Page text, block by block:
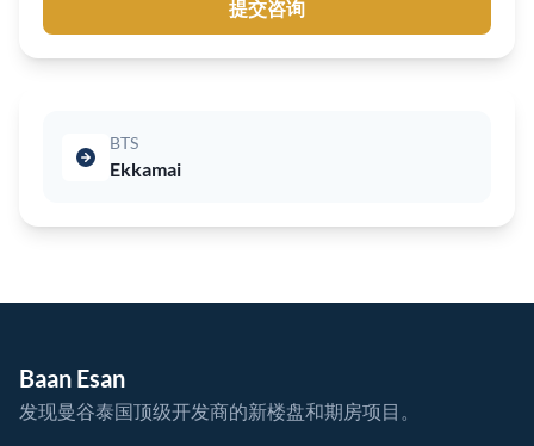
提交咨询
BTS
Ekkamai
Baan Esan
发现曼谷泰国顶级开发商的新楼盘和期房项目。